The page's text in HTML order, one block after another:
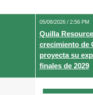
05/08/2026 / 2:56 PM
Quilla
crecimiento de
proyecta su
finales de 2029